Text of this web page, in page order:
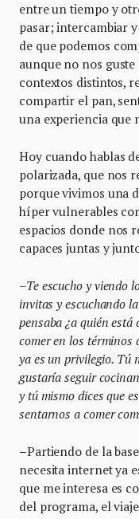
entre un tiempo y
pasar; intercambiar
de que podemos
aunque no nos
contextos distintos,
compartir el pan,
una experiencia que
Hoy cuando hablas
polarizada, que nos
porque vivimos una
híper vulnerables
espacios donde nos
capaces juntas y
–Te escucho y viendo
invitas y escuchando
pensaba ¿a quién
comer en los términos
ya es un privilegio. Tú
gustaría seguir
y tú mismo dices que
sentarnos a comer
–Partiendo de la
necesita internet ya
que me interesa es
del programa, el